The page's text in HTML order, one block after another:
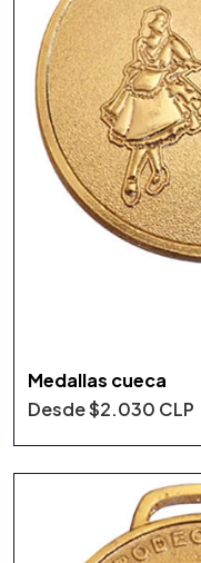
Medallas cueca
Desde$2.030 CLP